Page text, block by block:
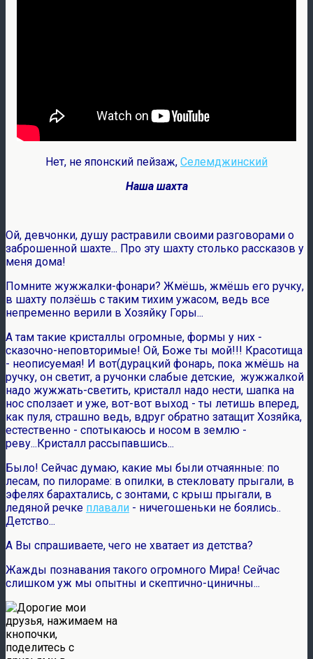
Нет, не японский пейзаж, Селемджинский
Наша шахта
Ой, девчонки, душу растравили своими разговорами о
заброшенной шахте... Про эту шахту столько рассказов у
меня дома!
Помните жужжалки-фонари? Жмёшь, жмёшь его ручку,
в шахту ползёшь с таким тихим ужасом, ведь все
непременно верили в Хозяйку Горы...
А там такие кристаллы огромные, формы у них -
сказочно-неповторимые! Ой, Боже ты мой!!! Красотища
- неописуемая! И вот(дурацкий фонарь, пока жмёшь на
ручку, он светит, а ручонки слабые детские, жужжалкой
надо жужжать-светить, кристалл надо нести, шапка на
нос сползает и уже, вот-вот выход - ты летишь вперед,
как пуля, страшно ведь, вдруг обратно затащит Хозяйка,
естественно - спотыкаюсь и носом в землю -
реву...Кристалл рассыпавшись...
Было! Сейчас думаю, какие мы были отчаянные: по
лесам, по пилораме: в опилки, в стекловату прыгали, в
эфелях барахтались, с зонтами, с крыш прыгали, в
ледяной речке плавали - ничегошеньки не боялись..
Детство...
А Вы спрашиваете, чего не хватает из детства?
Жажды познавания такого огромного Мира! Сейчас
слишком уж мы опытны и скептично-циничны...